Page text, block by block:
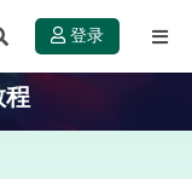
登录
程